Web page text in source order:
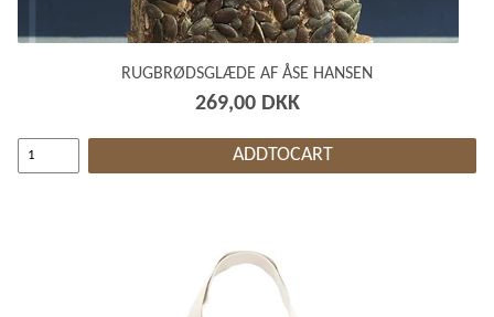
RUGBRØDSGLÆDE AF ÅSE HANSEN
269,00 DKK
ADDTOCART